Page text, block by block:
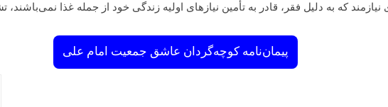
که به دلیل فقر، قادر به تأمین نیازهای اولیه زندگی خود از جمله غذا
پیمان‌نامه کوچه‌گردان عاشق جمعیت امام علی